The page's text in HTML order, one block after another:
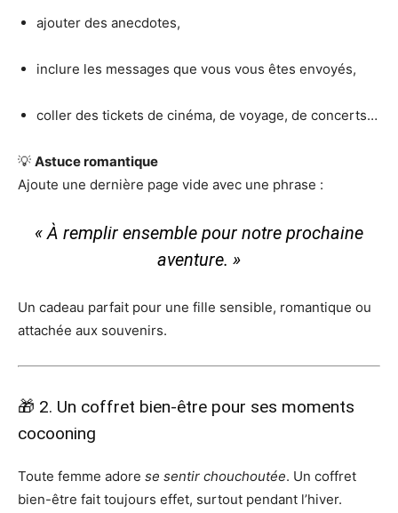
ajouter des anecdotes,
inclure les messages que vous vous êtes envoyés,
coller des tickets de cinéma, de voyage, de concerts…
💡 Astuce romantique
Ajoute une dernière page vide avec une phrase :
« À remplir ensemble pour notre prochaine
aventure. »
Un cadeau parfait pour une fille sensible, romantique ou
attachée aux souvenirs.
🎁 2. Un coffret bien-être pour ses moments
cocooning
Toute femme adore se sentir chouchoutée. Un coffret
bien-être fait toujours effet, surtout pendant l’hiver.